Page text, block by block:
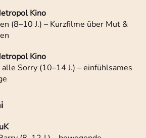
Kino
(8–10 J.) – Kurzfilme über Mut &
Kino
Sorry (10–14 J.) – einfühlsames